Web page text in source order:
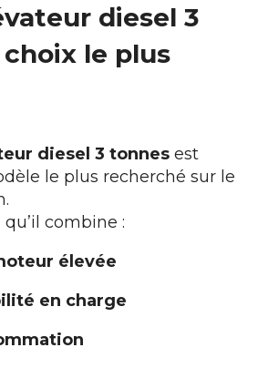
diesel 3
le plus
diesel 3 tonnes est
le plus recherché sur le
combine :
élevée
en charge